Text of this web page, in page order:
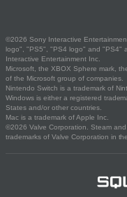
©2026 Sony Interactive
logo", "PS5", "PS4 logo" and "PS4"
Interactive Entertainment Inc.
Microsoft, the XBOX Sphere mark,
of the Microsoft group of companies.
Nintendo Switch is a trademark of
Windows is either a registered
States and/or other countries.
Mac is a trademark of Apple Inc.
©2026 Valve Corporation. Steam
trademarks of Valve Corporation in